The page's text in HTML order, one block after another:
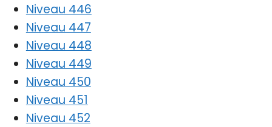
Niveau 446
Niveau 447
Niveau 448
Niveau 449
Niveau 450
Niveau 451
Niveau 452